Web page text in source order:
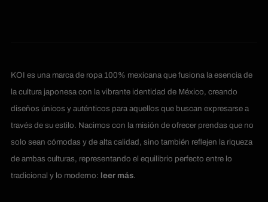
KOI es una marca de ropa 100% mexicana que fusiona la esencia de
la cultura japonesa con la vibrante identidad de México, creando
diseños únicos y auténticos para aquellos que buscan expresarse a
través de su estilo. Nacimos con la misión de ofrecer prendas que no
solo sean cómodas y de alta calidad, sino también reflejen la riqueza
de ambas culturas, representando el equilibrio perfecto entre lo
tradicional y lo moderno: leer más.